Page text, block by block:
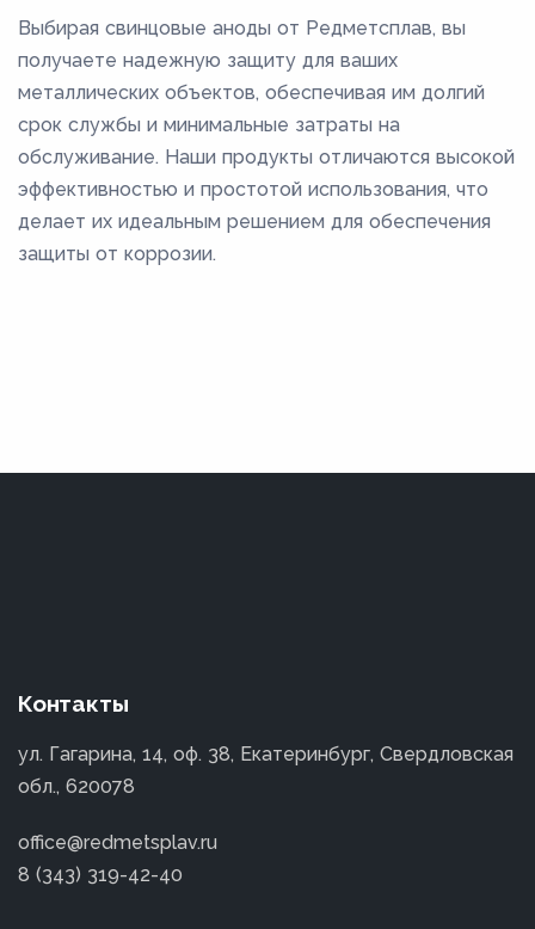
Выбирая свинцовые аноды от Редметсплав, вы
получаете надежную защиту для ваших
металлических объектов, обеспечивая им долгий
срок службы и минимальные затраты на
обслуживание. Наши продукты отличаются высокой
эффективностью и простотой использования, что
делает их идеальным решением для обеспечения
защиты от коррозии.
Контакты
ул. Гагарина, 14, оф. 38, Екатеринбург, Свердловская
обл., 620078
office@redmetsplav.ru
8 (343) 319-42-40